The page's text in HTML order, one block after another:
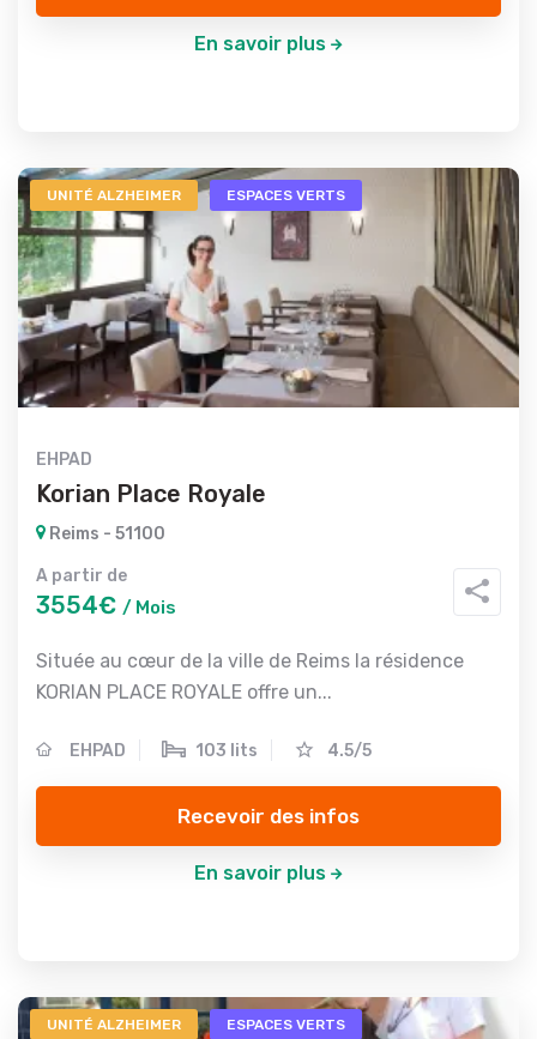
En savoir plus
UNITÉ ALZHEIMER ESPACES VERTS
EHPAD
Korian Place Royale
Reims - 51100
A partir de
3554€ / Mois
Située au cœur de la ville de Reims la résidence
KORIAN PLACE ROYALE offre un...
EHPAD 103 lits 4.5/5
Recevoir des infos
En savoir plus
UNITÉ ALZHEIMER ESPACES VERTS